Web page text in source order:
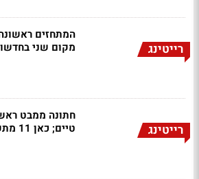
רייטינג
מקום שני
רייטינג
חתונה ממבט
טיים; כאן 11 מתקרבת לרשת